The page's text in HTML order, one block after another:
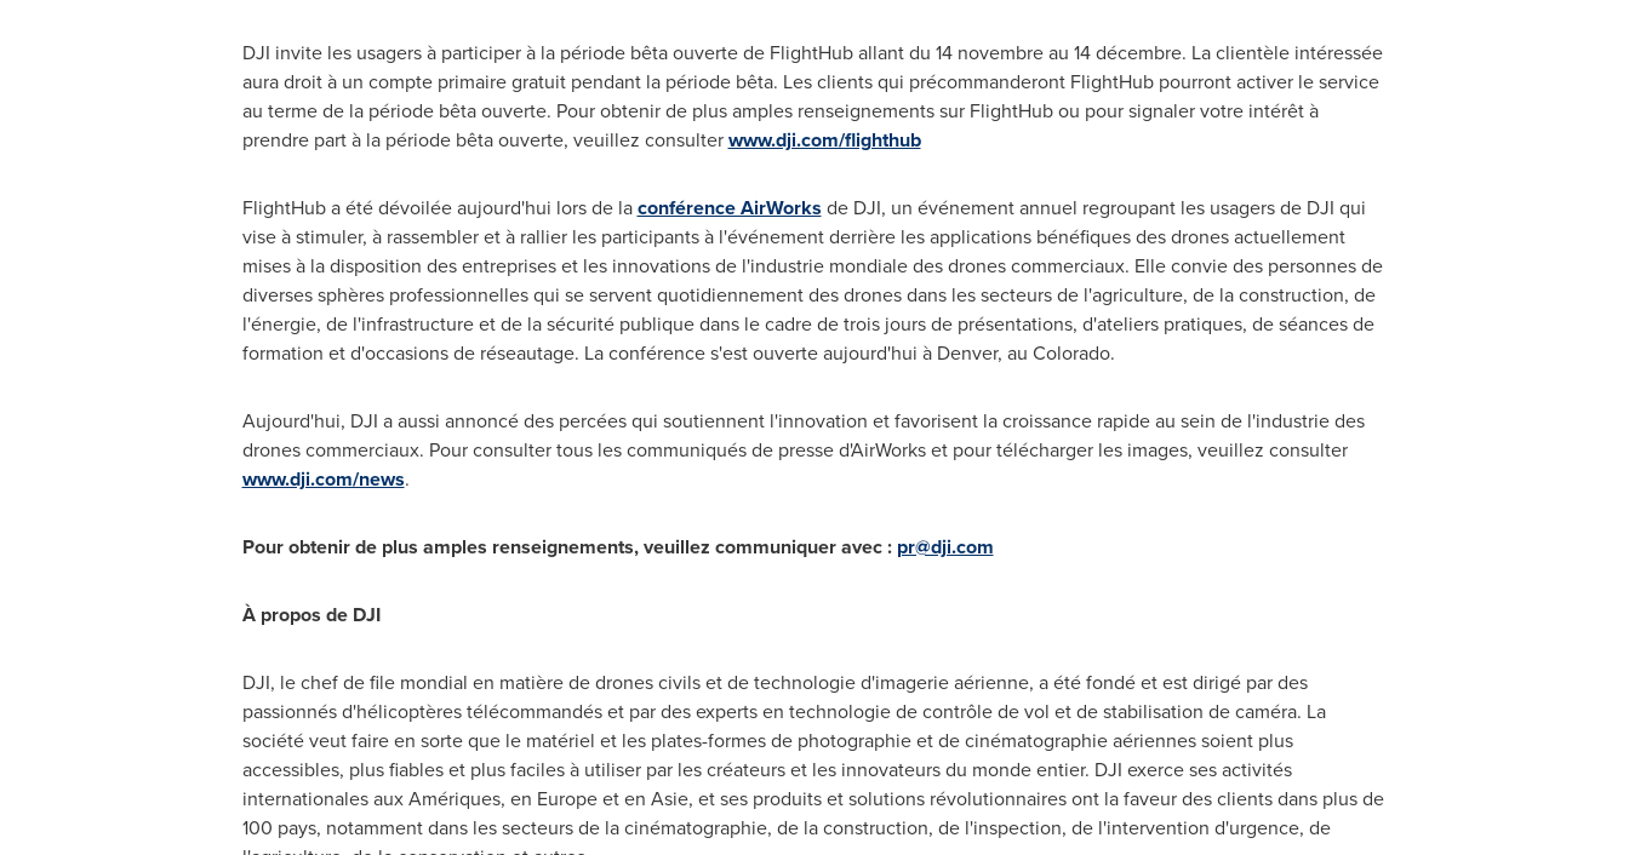
DJI invite les usagers à participer à la période bêta ouverte de FlightHub allant du 14 novembre au 14 décembre. La clientèle intéressée
aura droit à un compte primaire gratuit pendant la période bêta. Les clients qui précommanderont FlightHub pourront activer le service
au terme de la période bêta ouverte. Pour obtenir de plus amples renseignements sur FlightHub ou pour signaler votre intérêt à
prendre part à la période bêta ouverte, veuillez consulterwww.dji.com/flighthub
FlightHub a été dévoilée aujourd'hui lors de laconférence AirWorks de DJI, un événement annuel regroupant les usagers de DJI qui
vise à stimuler, à rassembler et à rallier les participants à l'événement derrière les applications bénéfiques des drones actuellement
mises à la disposition des entreprises et les innovations de l'industrie mondiale des drones commerciaux. Elle convie des personnes de
diverses sphères professionnelles qui se servent quotidiennement des drones dans les secteurs de l'agriculture, de la construction, de
l'énergie, de l'infrastructure et de la sécurité publique dans le cadre de trois jours de présentations, d'ateliers pratiques, de séances de
formation et d'occasions de réseautage. La conférence s'est ouverte aujourd'hui à Denver, au Colorado.
Aujourd'hui, DJI a aussi annoncé des percées qui soutiennent l'innovation et favorisent la croissance rapide au sein de l'industrie des
drones commerciaux. Pour consulter tous les communiqués de presse d'AirWorks et pour télécharger les images, veuillez consulter
www.dji.com/news.
Pour obtenir de plus amples renseignements, veuillez communiquer avec : pr@dji.com
À propos de DJI
DJI, le chef de file mondial en matière de drones civils et de technologie d'imagerie aérienne, a été fondé et est dirigé par des
passionnés d'hélicoptères télécommandés et par des experts en technologie de contrôle de vol et de stabilisation de caméra. La
société veut faire en sorte que le matériel et les plates-formes de photographie et de cinématographie aériennes soient plus
accessibles, plus fiables et plus faciles à utiliser par les créateurs et les innovateurs du monde entier. DJI exerce ses activités
internationales aux Amériques, en Europeet en Asie, et ses produits et solutions révolutionnaires ont la faveur des clients dans plus de
100 pays, notamment dans les secteurs de la cinématographie, de la construction, de l'inspection, de l'intervention d'urgence, de